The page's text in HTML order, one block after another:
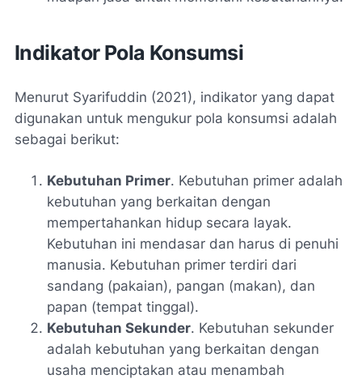
Indikator Pola Konsumsi
Menurut Syarifuddin (2021), indikator yang dapat
digunakan untuk mengukur pola konsumsi adalah
sebagai berikut:
Kebutuhan Primer. Kebutuhan primer adalah
kebutuhan yang berkaitan dengan
mempertahankan hidup secara layak.
Kebutuhan ini mendasar dan harus di penuhi
manusia. Kebutuhan primer terdiri dari
sandang (pakaian), pangan (makan), dan
papan (tempat tinggal).
Kebutuhan Sekunder. Kebutuhan sekunder
adalah kebutuhan yang berkaitan dengan
usaha menciptakan atau menambah